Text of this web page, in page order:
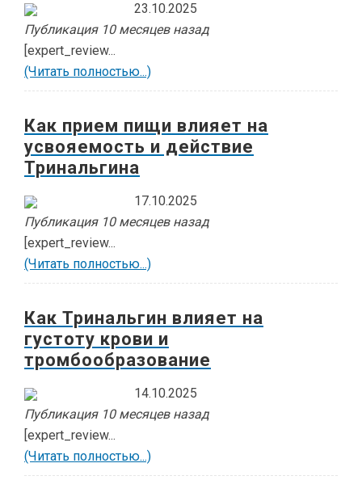
23.10.2025
Публикация 10 месяцев назад
[expert_review...
(Читать полностью...)
Как прием пищи влияет на
усвояемость и действие
Тринальгина
17.10.2025
Публикация 10 месяцев назад
[expert_review...
(Читать полностью...)
Как Тринальгин влияет на
густоту крови и
тромбообразование
14.10.2025
Публикация 10 месяцев назад
[expert_review...
(Читать полностью...)